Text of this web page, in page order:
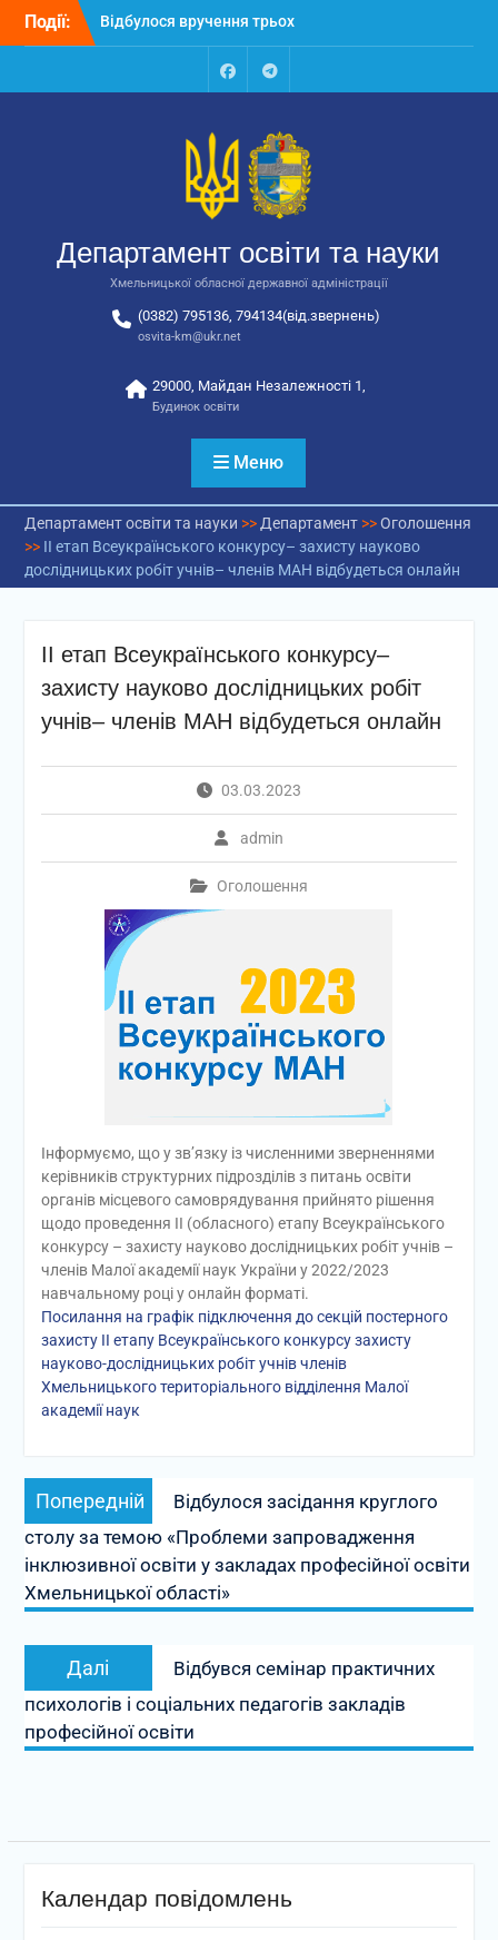
Перейти
Події:
Відбулося вручення трьох
автобусів для потреб
Відбулося засідання
освіти та науки обласної
державної адміністрації
Відбулась обласна
національно-патріотичне
виховання
FacebookTalegram
Департамент освіти та науки
Хмельницької обласної державної адміністрації
(0382) 795136, 794134(від.звернень)
osvita-km@ukr.net
29000, Майдан Незалежності 1,
Будинок освіти
Меню
Департамент освіти та науки >> Департамент>>Оголошення
>> ІІ етап Всеукраїнського конкурсу– захисту науково
дослідницьких робіт учнів– членів МАН відбудеться онлайн
ІІ етап Всеукраїнського конкурсу–
захисту науково дослідницьких робіт
учнів– членів МАН відбудеться онлайн
03.03.2023
admin
Оголошення
Інформуємо, що у зв’язку із численними зверненнями
керівників структурних підрозділів з питань освіти
органів місцевого самоврядування прийнято рішення
щодо проведення ІІ (обласного) етапу Всеукраїнського
конкурсу – захисту науково дослідницьких робіт учнів –
членів Малої академії наук України у 2022/2023
навчальному році у онлайн форматі.
Посилання на графік підключення до секцій постерного
захисту ІІ етапу Всеукраїнського конкурсу захисту
науково-дослідницьких робіт учнів членів
Хмельницького територіального відділення Малої
академії наук
Навігація
записів
Попередній
Попередній
запис:
Відбулося засідання круглого
столу за темою «Проблеми запровадження
інклюзивної освіти у закладах професійної освіти
Хмельницької області»
Далі
Наступний
запис:
Відбувся семінар практичних
психологів і соціальних педагогів закладів
професійної освіти
Календар повідомлень